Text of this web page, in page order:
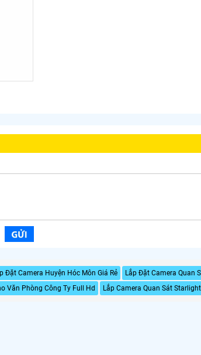
Đặt Camera Huyện Hóc Môn Giá Rẻ Lắp Đặt Camera Quan
Văn Phòng Công Ty Full Hd Lắp Camera Quan Sát